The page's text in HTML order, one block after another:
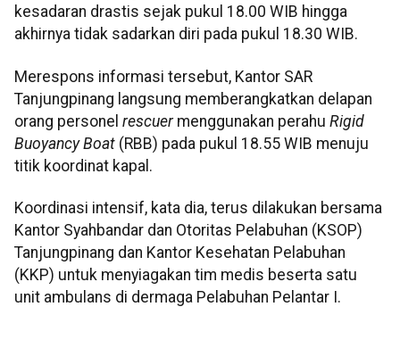
kesadaran drastis sejak pukul 18.00 WIB hingga
akhirnya tidak sadarkan diri pada pukul 18.30 WIB.
Merespons informasi tersebut, Kantor SAR
Tanjungpinang langsung memberangkatkan delapan
orang personel rescuermenggunakan perahu Rigid
Buoyancy Boat (RBB) pada pukul 18.55 WIB menuju
titik koordinat kapal.
Koordinasi intensif, kata dia, terus dilakukan bersama
Kantor Syahbandar dan Otoritas Pelabuhan (KSOP)
Tanjungpinang dan Kantor Kesehatan Pelabuhan
(KKP) untuk menyiagakan tim medis beserta satu
unit ambulans di dermaga Pelabuhan Pelantar I.